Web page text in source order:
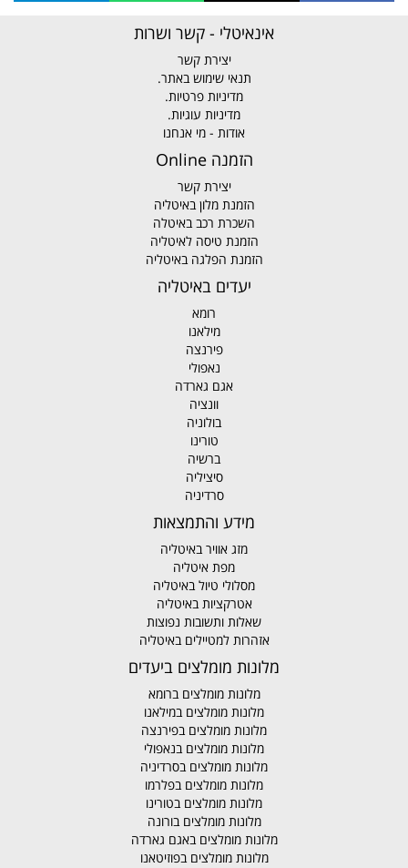
אינאיטלי - קשר ושרות
יצירת קשר
תנאי שימוש באתר.
מדיניות פרטיות.
מדיניות עוגיות.
אודות - מי אנחנו
הזמנה Online
יצירת קשר
הזמנת מלון באיטליה
השכרת רכב באיטלה
הזמנת טיסה לאיטליה
הזמנת הפלגה באיטליה
יעדים באיטליה
רומא
מילאנו
פירנצה
נאפולי
אגם גארדה
וונציה
בולוניה
טורינו
ברשיה
סיציליה
סרדיניה
מידע והתמצאות
מזג אוויר באיטליה
מפת איטליה
מסלולי טיול באיטליה
אטרקציות באיטליה
שאלות ותשובות נפוצות
אזהרות למטיילים באיטליה
מלונות מומלצים ביעדים
מלונות מומלצים ברומא
מלונות מומלצים במילאנו
מלונות מומלצים בפירנצה
מלונות מומלצים בנאפולי
מלונות מומלצים בסרדיניה
מלונות מומלצים בפלרמו
מלונות מומלצים בטורינו
מלונות מומלצים בורונה
מלונות מומלצים באגם גארדה
מלונות מומלצים בפוזיטאנו